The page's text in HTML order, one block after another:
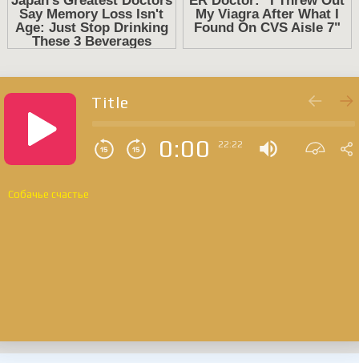
Title
0:00 22:22
Собачье счастье